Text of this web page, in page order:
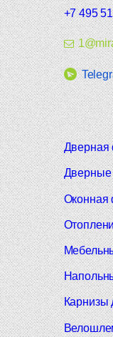
+7 495
Дверная
Дверные
Оконная
Карнизы